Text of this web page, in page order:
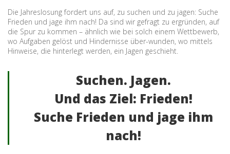
Die Jahreslosung fordert uns auf, zu suchen und zu jagen: Suche
Frieden und jage ihm nach! Da sind wir gefragt zu ergründen, auf
die Spur zu kommen – ähnlich wie bei solch einem Wettbewerb,
wo Aufgaben gelöst und Hindernisse über-wunden, wo mittels
Hinweise, die hinterlegt werden, ein Jagen geschieht.
Suchen. Jagen.
Und das Ziel: Frieden!
Suche Frieden und jage ihm
nach!